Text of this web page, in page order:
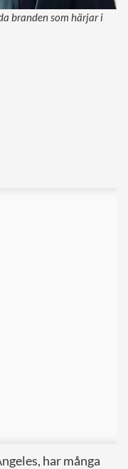
branden som härjar i
har många